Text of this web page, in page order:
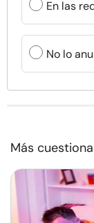
En las
No lo
Más